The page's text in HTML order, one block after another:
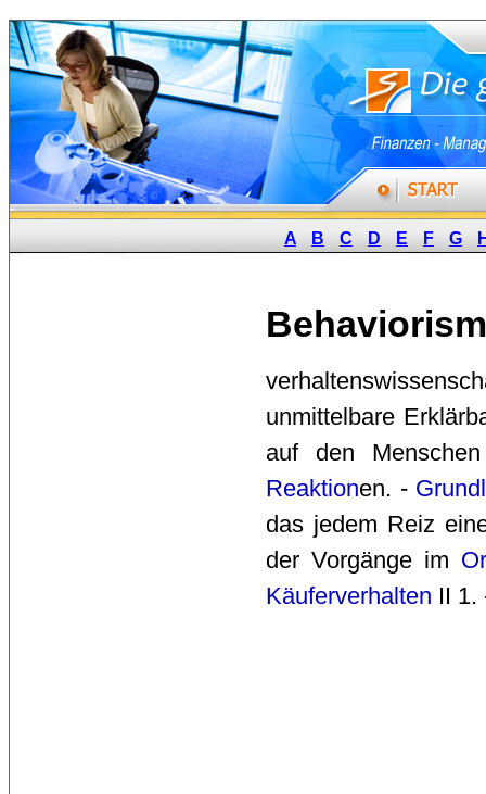
A B C D E F G
unmittelbare
auf den
Reaktionen. -
das jedem Reiz
der Vorgänge im
Käuferverhalten II 1.